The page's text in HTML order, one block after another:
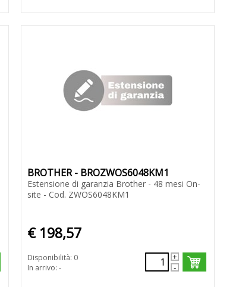
BROTHER - BROZWOS6048KM1
Estensione di garanzia Brother - 48 mesi On-
site - Cod. ZWOS6048KM1
€ 198,57
Disponibilità: 0
In arrivo: -